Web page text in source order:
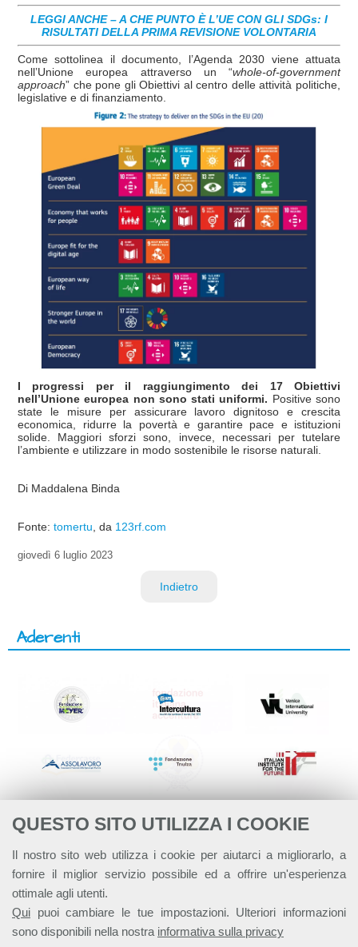
QUESTO SITO UTILIZZA I COOKIE
Il nostro sito web utilizza i cookie per aiutarci a migliorarlo, a
fornire il miglior servizio possibile ed a offrire un'esperienza
ottimale agli utenti.
Qui puoi cambiare le tue impostazioni. Ulteriori informazioni
sono disponibili nella nostra informativa sulla privacy
LEGGI ANCHE – A CHE PUNTO È L’UE CON GLI SDGs: I
RISULTATI DELLA PRIMA REVISIONE VOLONTARIA
Come sottolinea il documento, l’Agenda 2030 viene attuata
nell’Unione europea attraverso un “whole-of-government
approach” che pone gli Obiettivi al centro delle attività politiche,
legislative e di finanziamento.
I progressi per il raggiungimento dei 17 Obiettivi
nell’Unione europea non sono stati uniformi. Positive sono
state le misure per assicurare lavoro dignitoso e crescita
economica, ridurre la povertà e garantire pace e istituzioni
solide. Maggiori sforzi sono, invece, necessari per tutelare
l’ambiente e utilizzare in modo sostenibile le risorse naturali.
Di Maddalena Binda
Fonte: tomertu , da 123rf.com
giovedì 6 luglio 2023
Indietro
Aderenti